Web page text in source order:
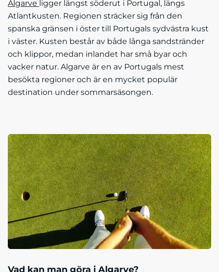
Algarve ligger längst söderut i Portugal, längs
Atlantkusten. Regionen sträcker sig från den
spanska gränsen i öster till Portugals sydvästra kust
i väster. Kusten består av både långa sandstränder
och klippor, medan inlandet har små byar och
vacker natur. Algarve är en av Portugals mest
besökta regioner och är en mycket populär
destination under sommarsäsongen.
Vad kan man göra i Algarve?